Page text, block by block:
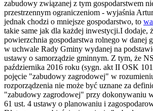
zabudowy związanej z tym gospodarstwem
przestrzennym ograniczeniom - wyjaśnia
jednak chodzi o mniejsze gospodarstwo, to
takie same jak dla każdej inwestycji.I dodaje,
powierzchnia gospodarstwa rolnego w danej
w uchwale Rady Gminy wydanej na
ustawy o samorządzie gminnym. Z tym, że
października 2016 roku (sygn. akt II OSK
pojęcie "zabudowy zagrodowej" w
rozporządzenia nie może być uznane za
"zabudowy zagrodowej" przy dokonywaniu
61 ust. 4 ustawy o planowaniu i